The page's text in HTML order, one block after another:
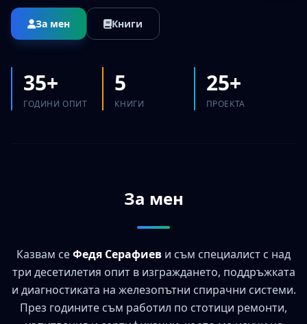
За мен Книги
35+
ГОДИНИ ОПИТ
5
КНИГИ
25+
ПРОЕКТА
За мен
Казвам сеФедя Серафиев и съм специалист с над
три десетилетия опит в изграждането, поддръжката
и диагностиката на железопътни спирачни системи.
През годините съм работил по стотици ремонти,